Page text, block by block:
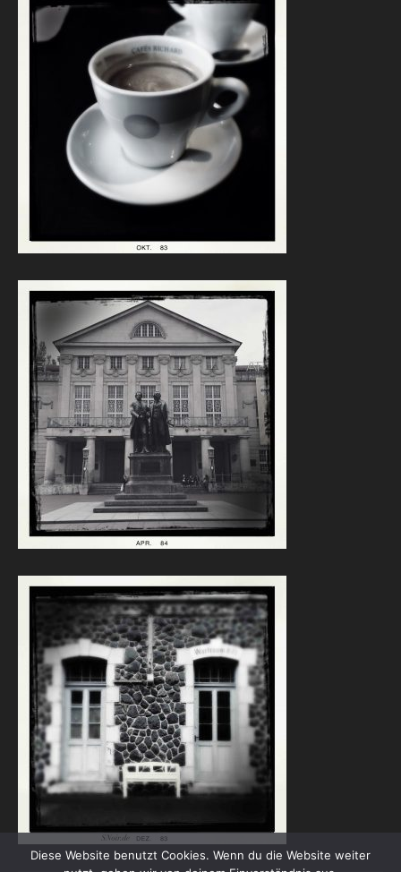
Diese Website benutzt Cookies. Wenn du die Website weiter